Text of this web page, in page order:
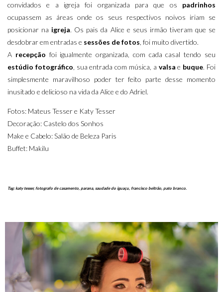
convidados e a igreja foi organizada para que os padrinhos
ocupassem as áreas onde os seus respectivos noivos iriam se
posicionar na igreja. Os pais da Alice e seus irmão tiveram que se
desdobrar em entradas e sessões de fotos, foi muito divertido.
A recepção foi igualmente organizada, com cada casal tendo seu
estúdio fotográfico, sua entrada com música, a valsa e buque. Foi
simplesmente maravilhoso poder ter feito parte desse momento
inusitado e delicioso na vida da Alice e do Adriel.
Fotos: Mateus Tesser e Katy Tesser
Decoração: Castelo dos Sonhos
Make e Cabelo: Salão de Beleza Paris
Buffet: Makilu
Tag: katy tesser, fotografo de casamento, parana, saudade do iguaçu, francisco beltrão, pato branco.